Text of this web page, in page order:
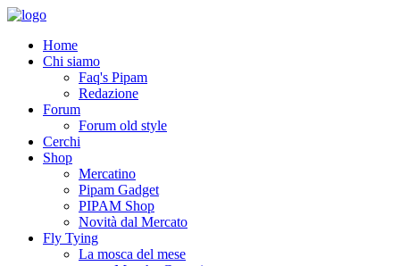
Home
Chi siamo
Faq's Pipam
Redazione
Forum
Forum old style
Cerchi
Shop
Mercatino
Pipam Gadget
PIPAM Shop
Novità dal Mercato
Fly Tying
La mosca del mese